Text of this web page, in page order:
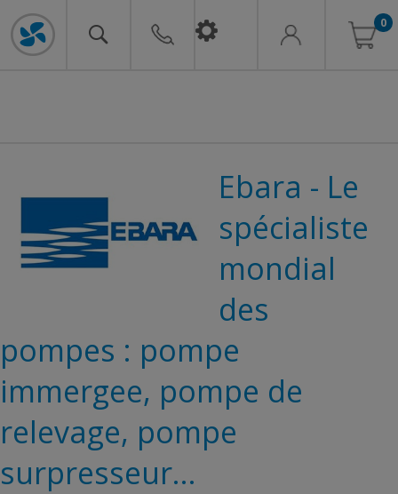
0
Ebara - Le
spécialiste
mondial
des
pompes : pompe
immergee, pompe de
relevage, pompe
surpresseur...